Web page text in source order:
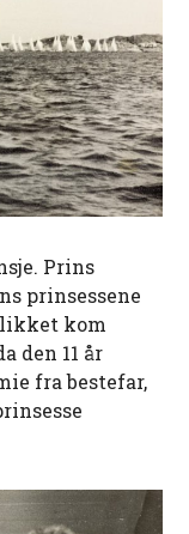
Prins
prinsessene
kom
den 11 år
fra bestefar,